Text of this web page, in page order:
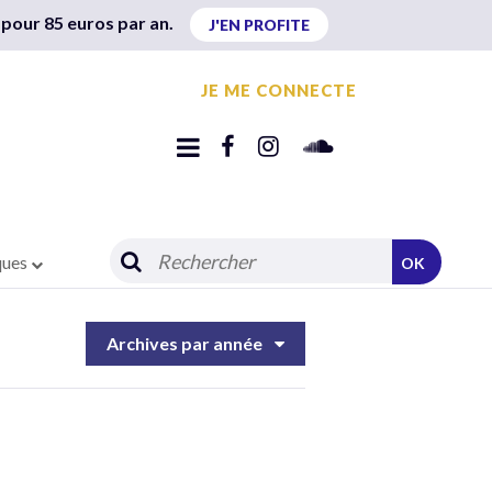
85 euros par an. J'EN PROFITE
JE ME CONNECTE
OK
Archives par année